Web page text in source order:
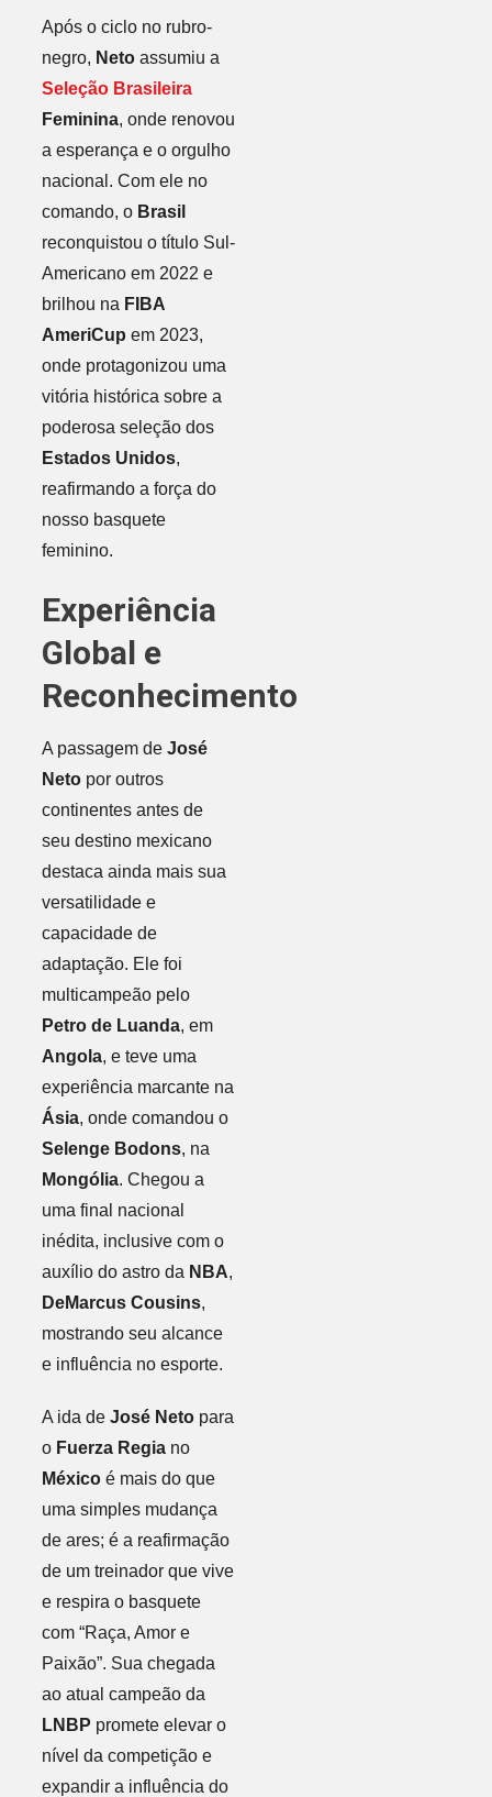
Após o ciclo no rubro-
negro, Netoassumiu a
Seleção Brasileira
Feminina, onde renovou
a esperança e o orgulho
nacional. Com ele no
comando, o Brasil
reconquistou o título Sul-
Americano em 2022 e
brilhou na FIBA
AmeriCup em 2023,
onde protagonizou uma
vitória histórica sobre a
poderosa seleção dos
Estados Unidos,
reafirmando a força do
nosso basquete
feminino.
Experiência
Global e
Reconhecimento
A passagem de José
Netopor outros
continentes antes de
seu destino mexicano
destaca ainda mais sua
versatilidade e
capacidade de
adaptação. Ele foi
multicampeão pelo
Petro de Luanda, em
Angola, e teve uma
experiência marcante na
Ásia, onde comandou o
Selenge Bodons, na
Mongólia. Chegou a
uma final nacional
inédita, inclusive com o
auxílio do astro da NBA,
DeMarcus Cousins,
mostrando seu alcance
e influência no esporte.
A ida de José Netopara
o Fuerza Regiano
Méxicoé mais do que
uma simples mudança
de ares; é a reafirmação
de um treinador que vive
e respira o basquete
com “Raça, Amor e
Paixão”. Sua chegada
ao atual campeão da
LNBP promete elevar o
nível da competição e
expandir a influência do